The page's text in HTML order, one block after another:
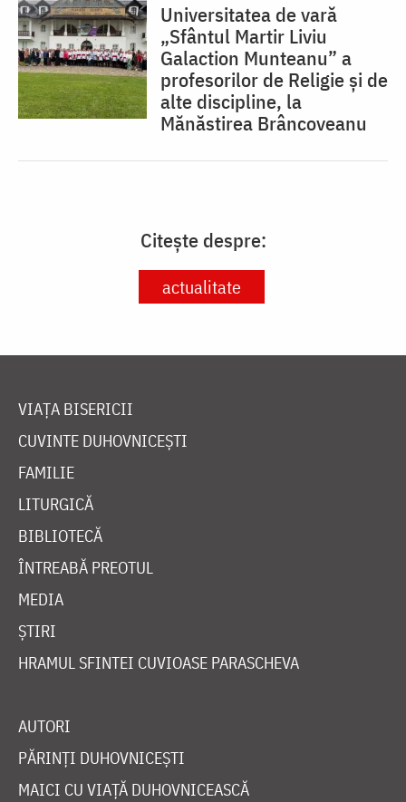
Universitatea de vară
„Sfântul Martir Liviu
Galaction Munteanu” a
profesorilor de Religie și de
alte discipline, la
Mănăstirea Brâncoveanu
Citește despre:
actualitate
VIAȚA BISERICII
CUVINTE DUHOVNICEȘTI
FAMILIE
LITURGICĂ
BIBLIOTECĂ
ÎNTREABĂ PREOTUL
MEDIA
ȘTIRI
HRAMUL SFINTEI CUVIOASE PARASCHEVA
AUTORI
PĂRINȚI DUHOVNICEȘTI
MAICI CU VIAȚĂ DUHOVNICEASCĂ